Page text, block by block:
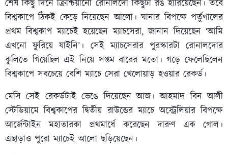
শেষ কিছু দিনে ক্রিশ্চিয়ানো রোনালদো কিছুটা রঙ হারিয়েছেন। তবে
বিশ্বকাপে ঠিকই কেড়ে নিয়েছেন আলো। ঘানার বিপক্ষে পর্তুগালের
প্রথম বিশ্বকাপ ম্যাচেই হয়েছেন ম্যাচসেরা, জানান দিয়েছেন ‘আমি
এখনো ফুরিয়ে যাইনি’। সেই ম্যাচসেরার পুরস্কারটা রোনালদোর
ঝুলিতে গিয়েছিল এই নিয়ে সপ্তম বারের মতো। গড়ে ফেলেছিলেন
বিশ্বকাপে সবচেয়ে বেশি ম্যাচে সেরা খেলোয়াড় হওয়ার রেকর্ড।
মেসি সেই রেকর্ডটাই ভেঙে দিয়েছেন আজ। আহমাদ বিন আলী
স্টেডিয়ামে বিশ্বকাপের দ্বিতীয় রাউন্ডের ম্যাচে অস্ট্রেলিয়ার বিপক্ষে
আর্জেন্টাইন মহাতারকা প্রথমার্ধে করেছেন দারুণ এক গোল।
এছাড়াও পুরো ম্যাচেই আলো ছড়িয়েছেন।